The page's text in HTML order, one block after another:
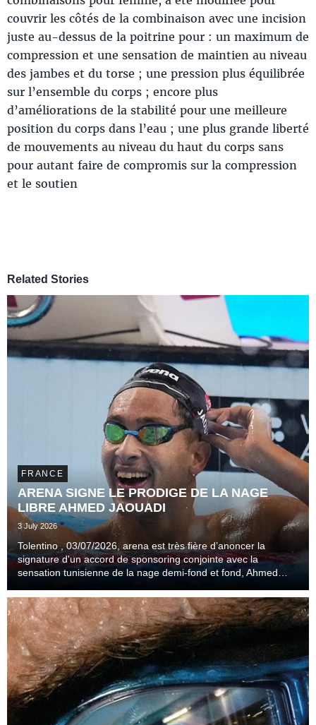
couvrir les côtés de la combinaison avec une incision
juste au-dessus de la poitrine pour : un maximum de
compression et une sensation de maintien au niveau
des jambes et du torse ; une pression plus équilibrée
sur l’ensemble du corps ; encore plus
d’améliorations de la stabilité pour une meilleure
position du corps dans l’eau ; une plus grande liberté
de mouvements au niveau du haut du corps sans
pour autant faire de compromis sur la compression
et le soutien
Related Stories
FRANCE
ARENA SIGNE LE PRODIGE DE LA NAGE
LIBRE AHMED JAOUADI
3 July 2026
Tolentino , 03/07/2026, arena est très fière d’anoncer la
signature d'un accord de sponsoring conjointe avec la
sensation tunisienne de la nage demi-fond et fond, Ahmed